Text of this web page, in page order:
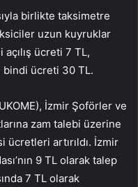
birlikte taksimetre
uzun kuyruklar
ücreti 7 TL,
bindi ücreti 30 TL.
İzmir Şoförler ve
zam talebi üzerine
ücretleri artırıldı. İzmir
9 TL olarak talep
7 TL olarak